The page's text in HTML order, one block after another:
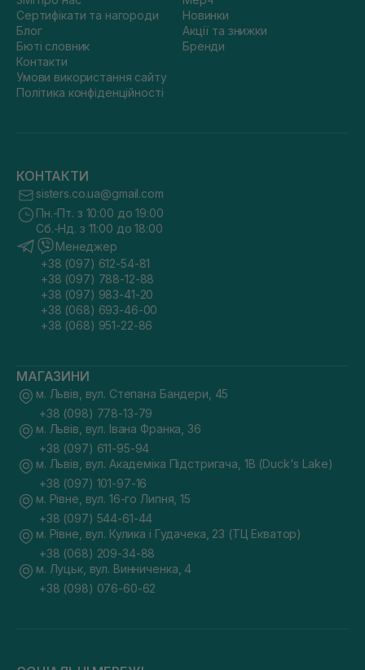
Сертифікати та нагороди
Блог
Бюті словник
Контакти
Умови використання сайту
Політика конфіденційності
Новинки
Акції та знижки
Бренди
КОНТАКТИ
sisters.co.ua@gmail.com
Пн.-Пт. з 10:00 до 19:00
Сб.-Нд. з 11:00 до 18:00
Менеджер
+38 (097) 612-54-81
+38 (097) 788-12-88
+38 (097) 983-41-20
+38 (068) 693-46-00
+38 (068) 951-22-86
МАГАЗИНИ
м. Львів, вул. Степана Бандери, 45
+38 (098) 778-13-79
м. Львів, вул. Івана Франка, 36
+38 (097) 611-95-94
м. Львів, вул. Академіка Підстригача, 1В (Duck's Lake)
+38 (097) 101-97-16
м. Рівне, вул. 16-го Липня, 15
+38 (097) 544-61-44
м. Рівне, вул. Кулика і Гудачека, 23 (ТЦ Екватор)
+38 (068) 209-34-88
м. Луцьк, вул. Винниченка, 4
+38 (098) 076-60-62